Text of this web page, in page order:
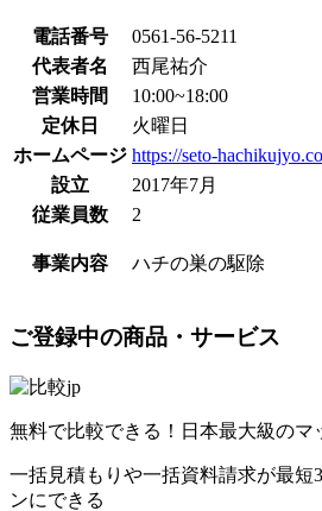
電話番号
0561-56-5211
代表者名
西尾祐介
営業時間
10:00~18:00
定休日
火曜日
ホームページ https://seto-
設立
2017年7月
従業員数
2
事業内容 ハチの巣の駆除
ご登録中の商品・サービス
無料で比較できる！日本最大級のマ
一括見積もりや一括資料請求が最短
ンにできる